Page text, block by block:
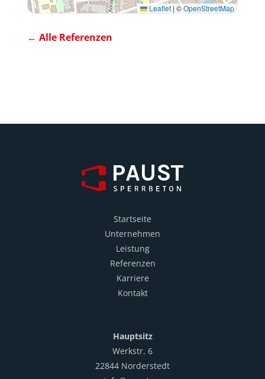
Leaflet | ©OpenStreetMap
← Alle Referenzen
Startseite
Unternehmen
Leistung
Referenzen
Karriere
Kontakt
Hauptsitz
Werkstr. 6
22844 Norderstedt